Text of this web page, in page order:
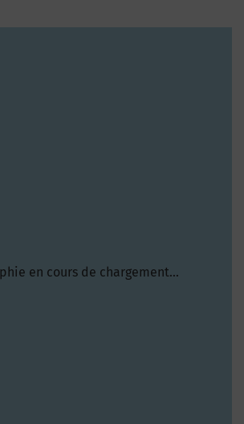
en cours de chargement...